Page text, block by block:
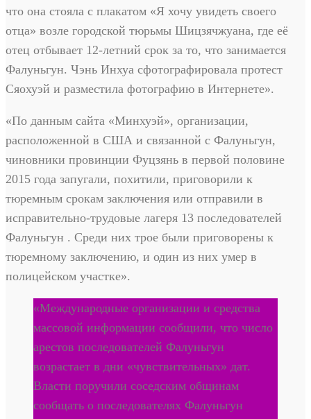
что она стояла с плакатом «Я хочу увидеть своего
отца» возле городской тюрьмы Шицзячжуана, где её
отец отбывает 12-летний срок за то, что занимается
Фалуньгун. Чэнь Инхуа сфотографировала протест
Сяохуэй и разместила фотографию в Интернете».
«По данным сайта «Минхуэй», организации,
расположенной в США и связанной с Фалуньгун,
чиновники провинции Фуцзянь в первой половине
2015 года запугали, похитили, приговорили к
тюремным срокам заключения или отправили в
исправительно-трудовые лагеря 13 последователей
Фалуньгун . Среди них трое были приговорены к
тюремному заключению, и один из них умер в
полицейском участке».
«Международные организации и средства
массовой информации сообщили, что число
арестов последователей Фалуньгун
возрастает в дни «чувствительных» дат.
Власти поручили соседским общинам
сообщать о последователях Фалуньгун